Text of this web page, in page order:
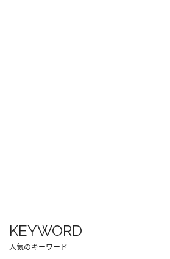
KEYWORD
人気のキーワード